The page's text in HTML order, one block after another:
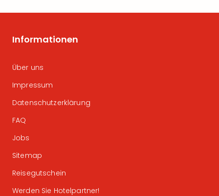
Informationen
Über uns
Impressum
Datenschutzerklärung
FAQ
Jobs
Sitemap
Reisegutschein
Werden Sie Hotelpartner!